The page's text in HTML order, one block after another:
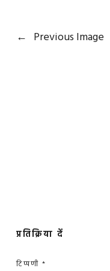
← Previous Image
प्रतिक्रिया दें
टिप्पणी *